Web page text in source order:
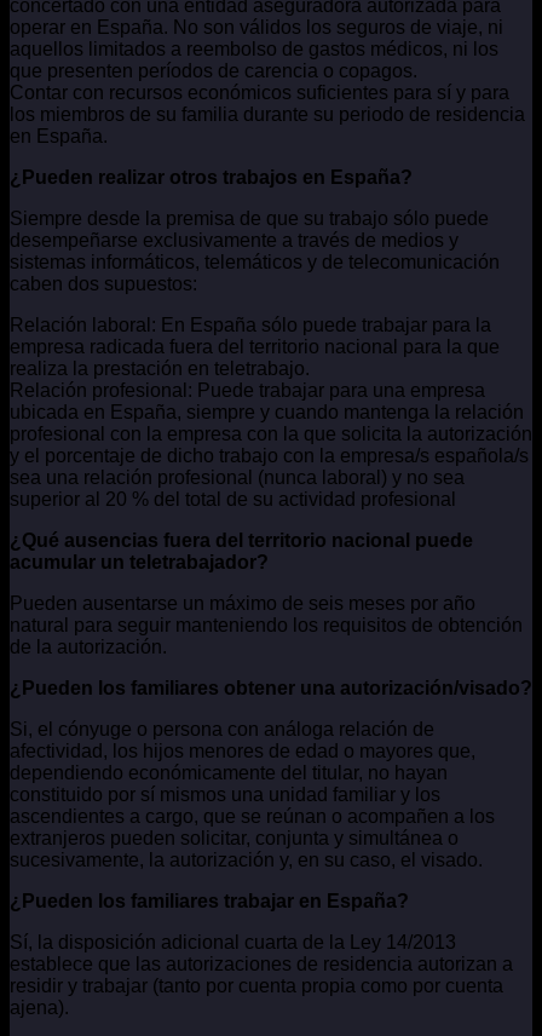
concertado con una entidad aseguradora autorizada para
operar en España. No son válidos los seguros de viaje, ni
aquellos limitados a reembolso de gastos médicos, ni los
que presenten períodos de carencia o copagos.
Contar con recursos económicos suficientes para sí y para
los miembros de su familia durante su periodo de residencia
en España.
¿Pueden realizar otros trabajos en España?
Siempre desde la premisa de que su trabajo sólo puede
desempeñarse exclusivamente a través de medios y
sistemas informáticos, telemáticos y de telecomunicación
caben dos supuestos:
Relación laboral: En España sólo puede trabajar para la
empresa radicada fuera del territorio nacional para la que
realiza la prestación en teletrabajo.
Relación profesional: Puede trabajar para una empresa
ubicada en España, siempre y cuando mantenga la relación
profesional con la empresa con la que solicita la autorización
y el porcentaje de dicho trabajo con la empresa/s española/s
sea una relación profesional (nunca laboral) y no sea
superior al 20 % del total de su actividad profesional
¿Qué ausencias fuera del territorio nacional puede
acumular un teletrabajador?
Pueden ausentarse un máximo de seis meses por año
natural para seguir manteniendo los requisitos de obtención
de la autorización.
¿Pueden los familiares obtener una autorización/visado?
Si, el cónyuge o persona con análoga relación de
afectividad, los hijos menores de edad o mayores que,
dependiendo económicamente del titular, no hayan
constituido por sí mismos una unidad familiar y los
ascendientes a cargo, que se reúnan o acompañen a los
extranjeros pueden solicitar, conjunta y simultánea o
sucesivamente, la autorización y, en su caso, el visado.
¿Pueden los familiares trabajar en España?
Sí, la disposición adicional cuarta de la Ley 14/2013
establece que las autorizaciones de residencia autorizan a
residir y trabajar (tanto por cuenta propia como por cuenta
ajena).